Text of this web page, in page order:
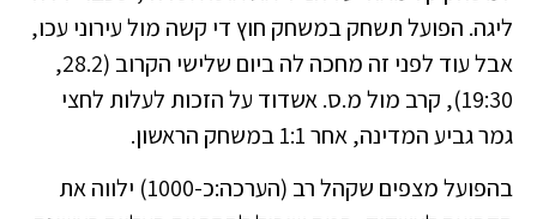
ליגה. הפועל תשחק במשחק חוץ די קשה מול עירוני עכו,
אבל עוד לפני זה מחכה לה ביום שלישי הקרוב (28.2,
19:30), קרב מול מ.ס. אשדוד על הזכות לעלות לחצי
גמר גביע המדינה, אחר 1:1 במשחק הראשון.
בהפועל מצפים שקהל רב (הערכה:כ-1000) ילווה את